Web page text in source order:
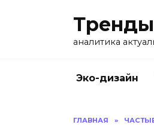
аналитика
Эко-дизайн
ГЛАВНАЯ »